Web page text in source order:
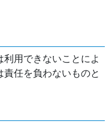
利用できないことによ
任を負わないものと